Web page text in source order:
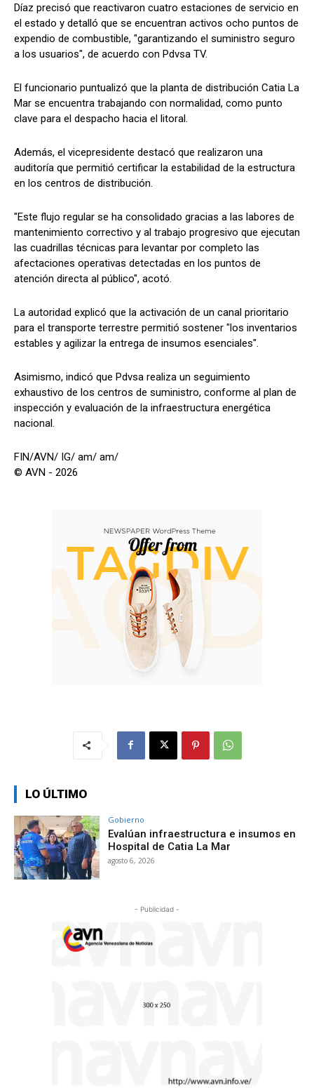
Díaz precisó que reactivaron cuatro estaciones de servicio en
el estado y detalló que se encuentran activos ocho puntos de
expendio de combustible, "garantizando el suministro seguro
a los usuarios", de acuerdo con Pdvsa TV.
El funcionario puntualizó que la planta de distribución Catia La
Mar se encuentra trabajando con normalidad, como punto
clave para el despacho hacia el litoral.
Además, el vicepresidente destacó que realizaron una
auditoría que permitió certificar la estabilidad de la estructura
en los centros de distribución.
"Este flujo regular se ha consolidado gracias a las labores de
mantenimiento correctivo y al trabajo progresivo que ejecutan
las cuadrillas técnicas para levantar por completo las
afectaciones operativas detectadas en los puntos de
atención directa al público", acotó.
La autoridad explicó que la activación de un canal prioritario
para el transporte terrestre permitió sostener "los inventarios
estables y agilizar la entrega de insumos esenciales".
Asimismo, indicó que Pdvsa realiza un seguimiento
exhaustivo de los centros de suministro, conforme al plan de
inspección y evaluación de la infraestructura energética
nacional.
FIN/AVN/ IG/ am/ am/
© AVN - 2026
LO ÚLTIMO
Gobierno
Evalúan infraestructura e insumos en
Hospital de Catia La Mar
agosto 6, 2026
- Publicidad -